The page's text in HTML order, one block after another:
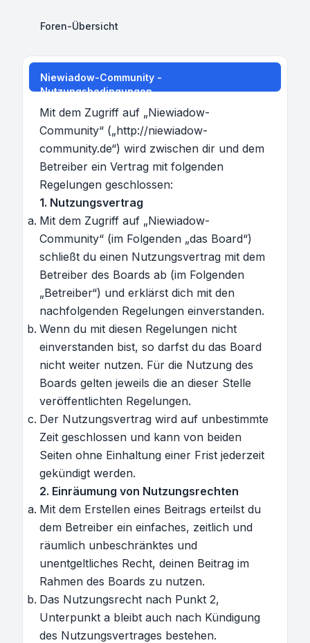
Foren-Übersicht
Niewiadow-Community -
Nutzungsbedingungen
Mit dem Zugriff auf „Niewiadow-
Community“ („http://niewiadow-
community.de“) wird zwischen dir und dem
Betreiber ein Vertrag mit folgenden
Regelungen geschlossen:
1. Nutzungsvertrag
Mit dem Zugriff auf „Niewiadow-
Community“ (im Folgenden „das Board“)
schließt du einen Nutzungsvertrag mit dem
Betreiber des Boards ab (im Folgenden
„Betreiber“) und erklärst dich mit den
nachfolgenden Regelungen einverstanden.
Wenn du mit diesen Regelungen nicht
einverstanden bist, so darfst du das Board
nicht weiter nutzen. Für die Nutzung des
Boards gelten jeweils die an dieser Stelle
veröffentlichten Regelungen.
Der Nutzungsvertrag wird auf unbestimmte
Zeit geschlossen und kann von beiden
Seiten ohne Einhaltung einer Frist jederzeit
gekündigt werden.
2. Einräumung von Nutzungsrechten
Mit dem Erstellen eines Beitrags erteilst du
dem Betreiber ein einfaches, zeitlich und
räumlich unbeschränktes und
unentgeltliches Recht, deinen Beitrag im
Rahmen des Boards zu nutzen.
Das Nutzungsrecht nach Punkt 2,
Unterpunkt a bleibt auch nach Kündigung
des Nutzungsvertrages bestehen.